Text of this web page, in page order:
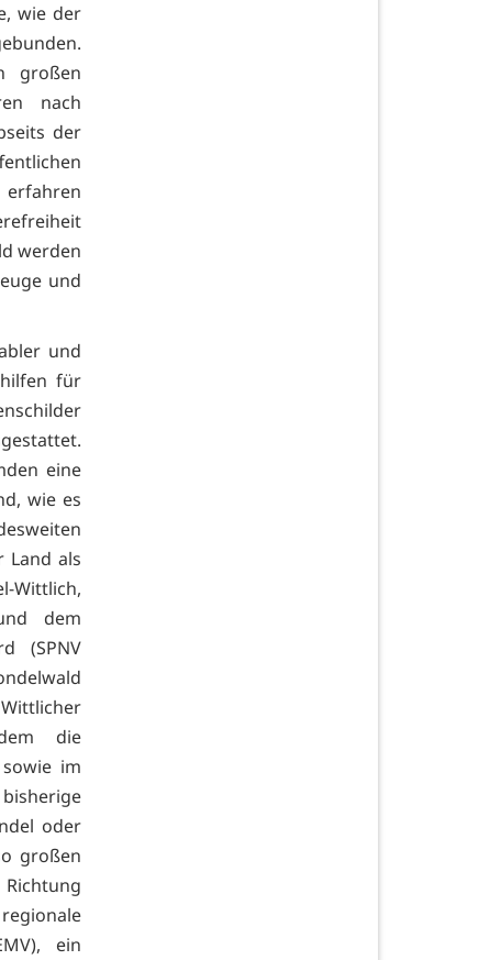
wie der
großen
nach
der
werden
und
und
für
eine
wie es
Land als
Wittlich,
dem
(SPNV
die
im
oder
großen
ein